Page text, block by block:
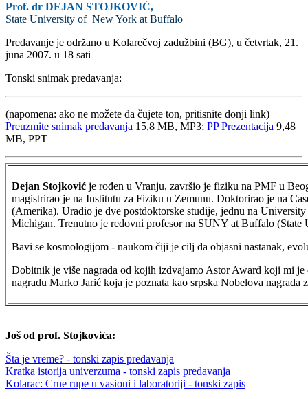
Prof. dr DEJAN STOJKOVIĆ,
State University of New York at Buffalo
Predavanje je održano u Kolarečvoj zadužbini (BG), u četvrtak, 21.
juna 2007. u 18 sati
Tonski snimak predavanja:
(napomena: ako ne možete da čujete ton, pritisnite donji link)
Preuzmite snimak predavanja 15,8 MB, MP3; PP Prezentacija 9,48
MB, PPT
Dejan Stojković je rođen u Vranju, završio je fiziku na PMF u
magistrirao je na Institutu za Fiziku u Zemunu. Doktorirao je na
(Amerika). Uradio je dve postdoktorske studije, jednu na
Michigan. Trenutno je redovni profesor na SUNY at Buffalo
Bavi se kosmologijom - naukom čiji je cilj da objasni nastanak,
Dobitnik je više nagrada od kojih izdvajamo Astor Award koji mi
nagradu Marko Jarić koja je poznata kao srpska Nobelova nagrada
Još od prof. Stojkovića:
Šta je vreme? - tonski zapis predavanja
Kratka istorija univerzuma - tonski zapis predavanja
Kolarac: Crne rupe u vasioni i laboratoriji - tonski zapis